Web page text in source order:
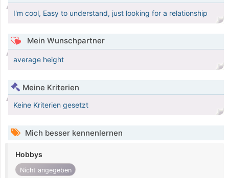
I'm cool, Easy to understand, just looking for a relationship
Mein Wunschpartner
average height
Meine Kriterien
Keine Kriterien gesetzt
Mich besser kennenlernen
Hobbys
Nicht angegeben